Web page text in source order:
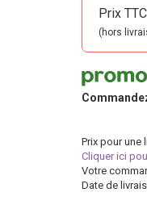
Prix TTC
(hors
Prix pour une
Cliquer ici
Votre
Date de